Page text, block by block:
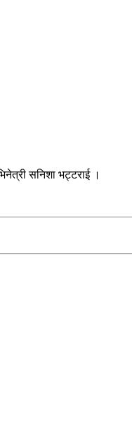
सनिशा भट्टराई ।